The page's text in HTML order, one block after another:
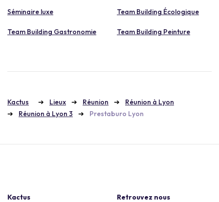
Séminaire luxe Team Building Écologique
Team Building Gastronomie Team Building Peinture
Kactus Lieux Réunion
Réunion à Lyon
Réunion à Lyon 3
Prestaburo Lyon
Kactus
Retrouvez nous